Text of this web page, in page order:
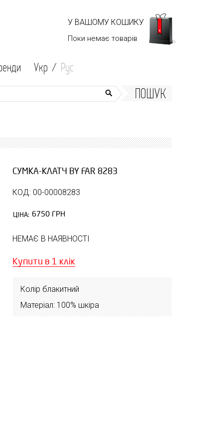
У ВАШОМУ КОШИКУ
Поки немає товарів
Укр / Рус
ПОШУК
СУМКА-КЛАТЧ BY FAR 8283
КОД: 00-00008283
ЦІНА: 6750 ГРН
НЕМАЄ В НАЯВНОСТІ
Купити в 1 клік
Колір блакитний
Матеріал: 100% шкіра